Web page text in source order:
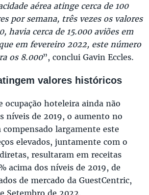
aérea atinge cerca de 100
por semana, três vezes os valores
havia cerca de 15.000 aviões em
em fevereiro 2022, este número
os 8.000”, conclui Gavin Eccles.
valores históricos
ocupação hoteleira ainda não
níveis de 2019, o aumento no
largamente este
elevados, juntamente com o
resultaram em receitas
acima dos níveis de 2019, de
de mercado da GuestCentric,